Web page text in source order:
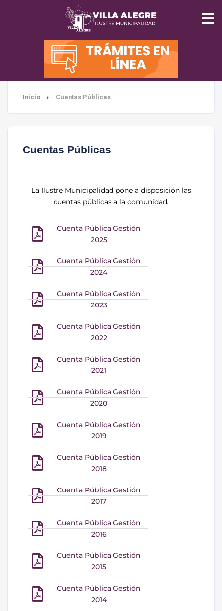
INICIO
MUNICIPALIDAD
TURISMO
Inicio Cuentas Públicas
Cuentas Públicas
La Ilustre Municipalidad pone a disposición las
cuentas públicas a la comunidad.
Cuenta Pública Gestión
2025
Cuenta Pública Gestión
2024
Cuenta Pública Gestión
2023
Cuenta Pública Gestión
2022
Cuenta Pública Gestión
2021
Cuenta Pública Gestión
2020
Cuenta Pública Gestión
2019
Cuenta Pública Gestión
2018
Cuenta Pública Gestión
2017
Cuenta Pública Gestión
2016
Cuenta Pública Gestión
2015
Cuenta Pública Gestión
2014